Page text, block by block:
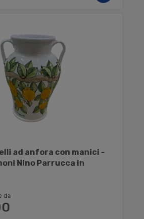
ad anfora con manici -
Nino Parrucca in
da